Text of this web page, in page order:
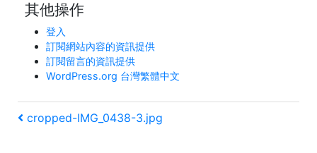
其他操作
登入
訂閱網站內容的資訊提供
訂閱留言的資訊提供
WordPress.org 台灣繁體中文
文
上
cropped-IMG_0438-3.jpg